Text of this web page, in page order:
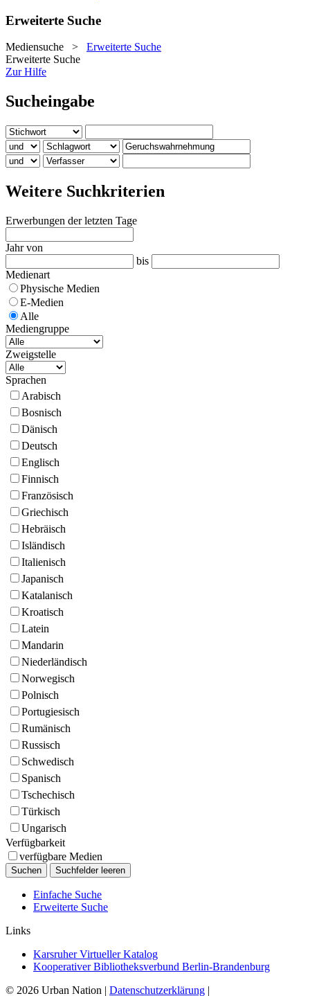
Erweiterte Suche
Mediensuche > Erweiterte Suche
Erweiterte Suche
Zur Hilfe
Sucheingabe
Weitere Suchkriterien
Erwerbungen der letzten Tage
Jahr von
bis
Medienart
Physische Medien
E-Medien
Alle
Mediengruppe
Zweigstelle
Sprachen
Arabisch
Bosnisch
Dänisch
Deutsch
Englisch
Finnisch
Französisch
Griechisch
Hebräisch
Isländisch
Italienisch
Japanisch
Katalanisch
Kroatisch
Latein
Mandarin
Niederländisch
Norwegisch
Polnisch
Portugiesisch
Rumänisch
Russisch
Schwedisch
Spanisch
Tschechisch
Türkisch
Ungarisch
Verfügbarkeit
verfügbare Medien
Einfache Suche
Erweiterte Suche
Links
Karsruher Virtueller Katalog
Kooperativer Bibliotheksverbund Berlin-Brandenburg
© 2026 Urban Nation | Datenschutzerklärung |